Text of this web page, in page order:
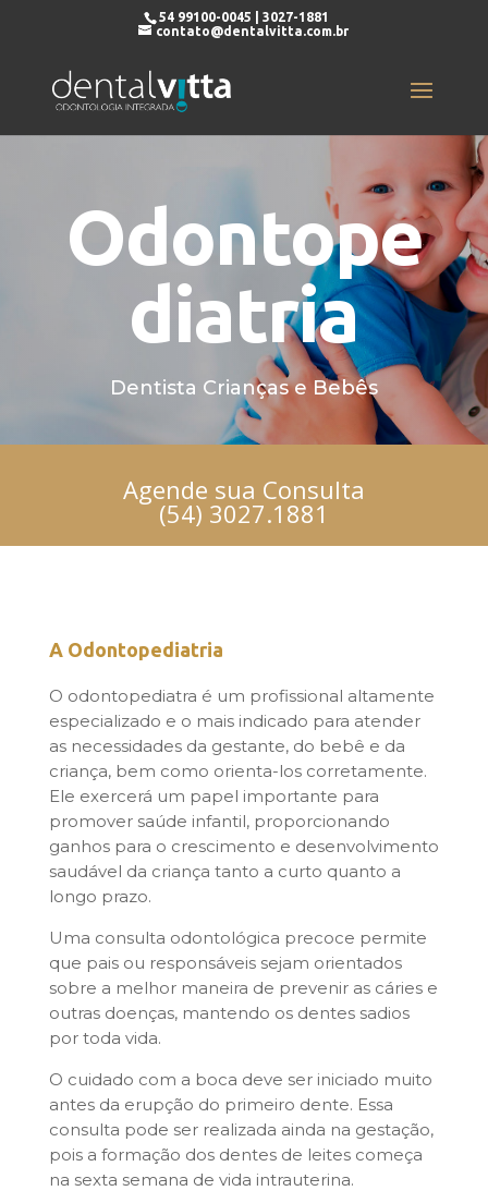
54 99100-0045 | 3027-1881
contato@dentalvitta.com.br
Odontope
diatria
Dentista Crianças e Bebês
Agende sua Consulta
(54) 3027.1881
A Odontopediatria
O odontopediatra é um profissional altamente
especializado e o mais indicado para atender
as necessidades da gestante, do bebê e da
criança, bem como orienta-los corretamente.
Ele exercerá um papel importante para
promover saúde infantil, proporcionando
ganhos para o crescimento e desenvolvimento
saudável da criança tanto a curto quanto a
longo prazo.
Uma consulta odontológica precoce permite
que pais ou responsáveis sejam orientados
sobre a melhor maneira de prevenir as cáries e
outras doenças, mantendo os dentes sadios
por toda vida.
O cuidado com a boca deve ser iniciado muito
antes da erupção do primeiro dente. Essa
consulta pode ser realizada ainda na gestação,
pois a formação dos dentes de leites começa
na sexta semana de vida intrauterina.